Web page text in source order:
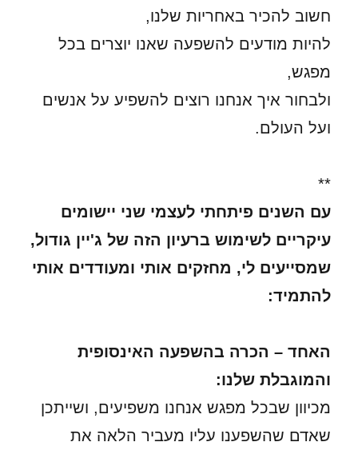
חשוב להכיר באחריות שלנו,
להיות מודעים להשפעה שאנו יוצרים בכל
מפגש,
ולבחור איך אנחנו רוצים להשפיע על אנשים
ועל העולם.
**
עם השנים פיתחתי לעצמי שני יישומים
עיקריים לשימוש ברעיון הזה של ג'יין גודול,
שמסייעים לי, מחזקים אותי ומעודדים אותי
להתמיד:
האחד – הכרה בהשפעה האינסופית
והמוגבלת שלנו:
מכיוון שבכל מפגש אנחנו משפיעים, ושייתכן
שאדם שהשפענו עליו מעביר הלאה את